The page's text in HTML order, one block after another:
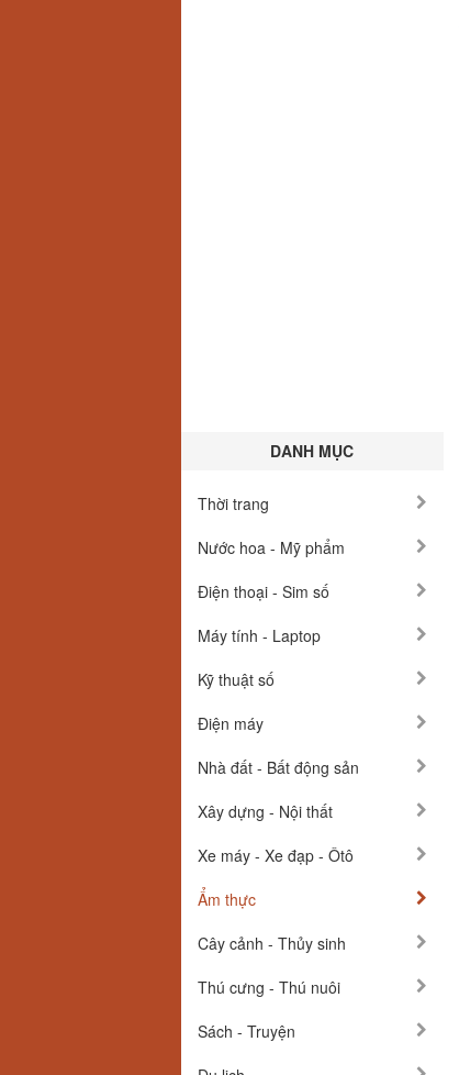
DANH MỤC
Thời trang
Nước hoa - Mỹ phẩm
Điện thoại - Sim số
Máy tính - Laptop
Kỹ thuật số
Điện máy
Nhà đất - Bất động sản
Xây dựng - Nội thất
Xe máy - Xe đạp - Ôtô
Ẩm thực
Cây cảnh - Thủy sinh
Thú cưng - Thú nuôi
Sách - Truyện